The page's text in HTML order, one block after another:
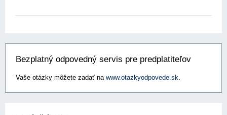
Bezplatný odpovedný servis pre predplatiteľov
Vaše otázky môžete zadať na www.otazkyodpovede.sk